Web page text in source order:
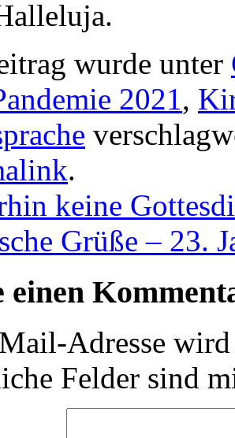
wurde unter
2021,
.
keine
Grüße – 23.
einen
Adresse
Felder sind